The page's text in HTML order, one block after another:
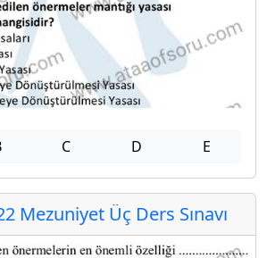
C D E
Mezuniyet Üç Ders Sınavı